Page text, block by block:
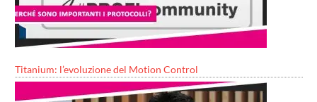
Titanium: l’evoluzione del Motion Control